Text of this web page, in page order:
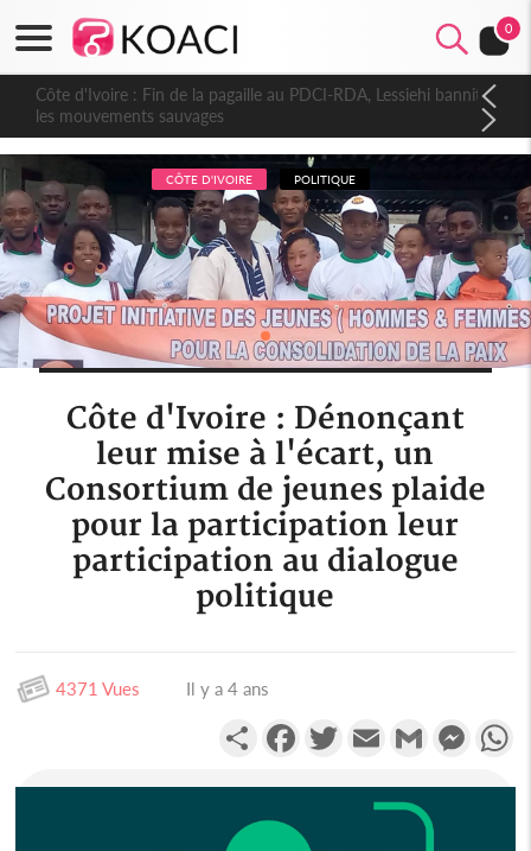
0
Côte d'Ivoire : Fin de la pagaille au PDCI-RDA, Lessiehi bannit
les mouvements sauvages
CÔTE D'IVOIRE POLITIQUE
Côte d'Ivoire : Dénonçant
leur mise à l'écart, un
Consortium de jeunes plaide
pour la participation leur
participation au dialogue
politique
4371 Vues Il y a 4 ans
PartagerFacebookTwitterEmail Gmail